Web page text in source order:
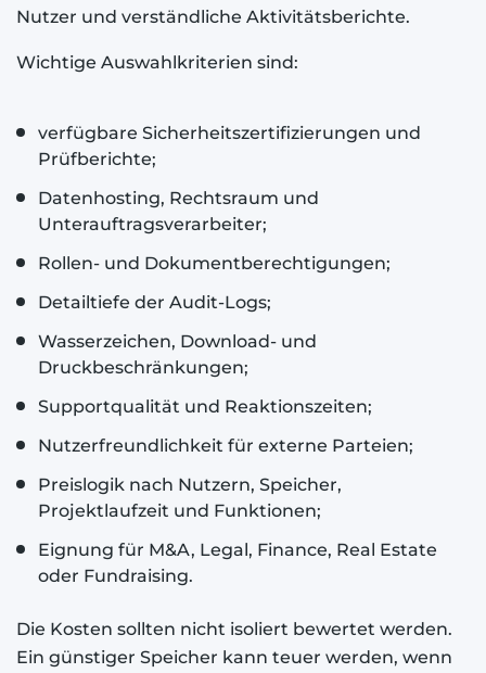
Nutzer und verständliche Aktivitätsberichte.
Wichtige Auswahlkriterien sind:
verfügbare Sicherheitszertifizierungen und
Prüfberichte;
Datenhosting, Rechtsraum und
Unterauftragsverarbeiter;
Rollen- und Dokumentberechtigungen;
Detailtiefe der Audit-Logs;
Wasserzeichen, Download- und
Druckbeschränkungen;
Supportqualität und Reaktionszeiten;
Nutzerfreundlichkeit für externe Parteien;
Preislogik nach Nutzern, Speicher,
Projektlaufzeit und Funktionen;
Eignung für M&A, Legal, Finance, Real Estate
oder Fundraising.
Die Kosten sollten nicht isoliert bewertet werden.
Ein günstiger Speicher kann teuer werden, wenn